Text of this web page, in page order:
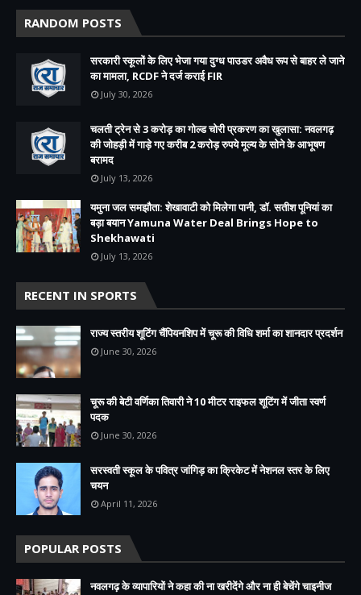
RANDOM POSTS
सरकारी स्कूलों के लिए भेजा गया दुग्ध पाउडर अवैध रूप से बाहर ले जाने
का मामला, RCDF ने दर्ज कराई FIR
July 30, 2026
चलती ट्रेन से 3 करोड़ का गोल्ड चोरी प्रकरण का खुलासा: नवलगढ़
की जोहड़ी में गाड़े गए करीब 2 करोड़ रुपये मूल्य के सोने के आभूषण
बरामद
July 13, 2026
यमुना जल समझौता: शेखावाटी को मिलेगा पानी, डॉ. सतीश पूनियां का
बड़ा बयान Yamuna Water Deal Brings Hope to
Shekhawati
July 13, 2026
RECENT IN SPORTS
राज्य स्तरीय शूटिंग चैंपियनशिप में चूरू की विधि शर्मा का शानदार प्रदर्शन
June 30, 2026
चूरू की बेटी वर्णिका तिवारी ने 10 मीटर राइफल शूटिंग में जीता स्वर्ण
पदक
June 30, 2026
सरस्वती स्कूल के पवित्र जांगिड़ का क्रिकेट में नेशनल स्तर के लिए
चयन
April 11, 2026
POPULAR POSTS
नवलगढ़ के व्यापारियों ने कहा की ना खरीदेंगे और ना ही बेचेंगे चाइनीज